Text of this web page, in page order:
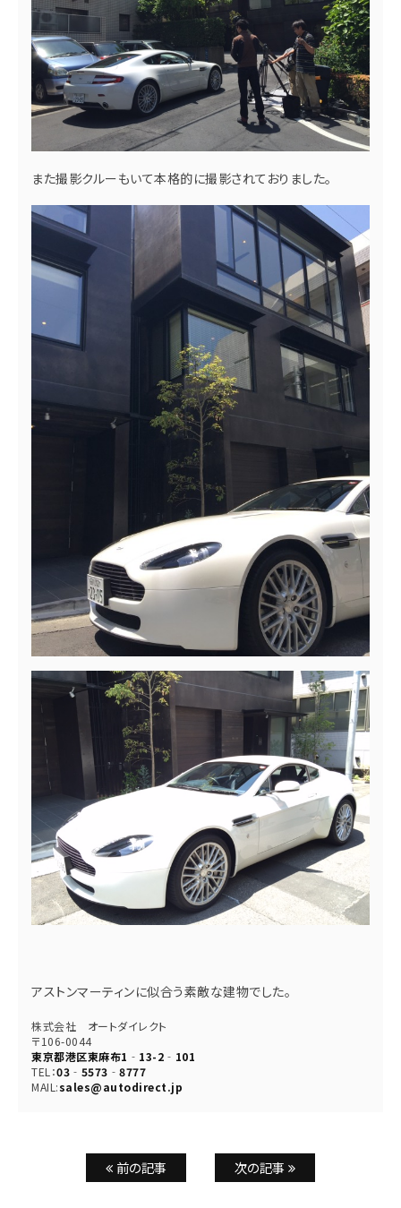
また撮影クルーもいて本格的に撮影されておりました。
アストンマーティンに似合う素敵な建物でした。
株式会社 オートダイレクト
〒106-0044
東京都港区東麻布1‐13-2‐101
TEL：03‐5573‐8777
MAIL:sales@autodirect.jp
前の記事 次の記事